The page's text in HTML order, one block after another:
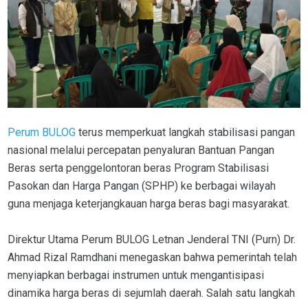
Perum BULOG terus memperkuat langkah stabilisasi pangan
nasional melalui percepatan penyaluran Bantuan Pangan
Beras serta penggelontoran beras Program Stabilisasi
Pasokan dan Harga Pangan (SPHP) ke berbagai wilayah
guna menjaga keterjangkauan harga beras bagi masyarakat.
Direktur Utama Perum BULOG Letnan Jenderal TNI (Purn) Dr.
Ahmad Rizal Ramdhani menegaskan bahwa pemerintah telah
menyiapkan berbagai instrumen untuk mengantisipasi
dinamika harga beras di sejumlah daerah. Salah satu langkah